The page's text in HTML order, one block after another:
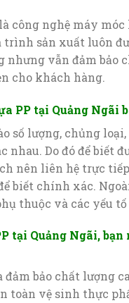
công nghệ máy
trình sản xuất luôn
nhưng vẫn đảm bảo
cho khách hàng.
PP tại Quảng Ngãi
số lượng, chủng
nhau. Do đó để biết
nên liên hệ trực
biết chính xác.
thuộc và các yếu tố
tại Quảng Ngãi, bạn
bảo chất lượng
toàn vệ sinh thực